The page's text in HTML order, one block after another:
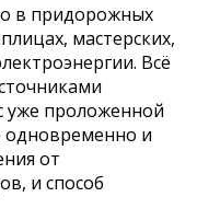
в придорожных
мастерских,
Всё
уже проложенной
одновременно и
от
и способ